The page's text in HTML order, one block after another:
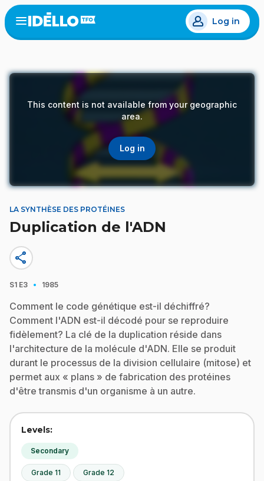
Skip
to
main
Open
menu
Log in
This content is not available from your geographic
area.
Log in
LA SYNTHÈSE DES PROTÉINES
Duplication de l'ADN
share
S1 E3 · 1985
Comment le code génétique est-il déchiffré?
Comment l'ADN est-il décodé pour se reproduire
fidèlement? La clé de la duplication réside dans
l'architecture de la molécule d'ADN. Elle se produit
durant le processus de la division cellulaire (mitose) et
permet aux « plans » de fabrication des protéines
d'être transmis d'un organisme à un autre.
Levels:
Secondary
Grade 11 Grade 12